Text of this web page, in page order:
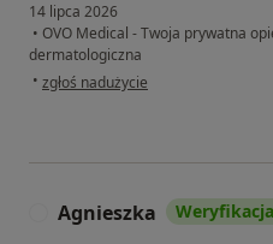
14 lipca 2026
• OVO Medical - Twoja prywatna
dermatologiczna
• w opinii użytkownika Tomasz
zgłoś nadużycie
Agnieszka